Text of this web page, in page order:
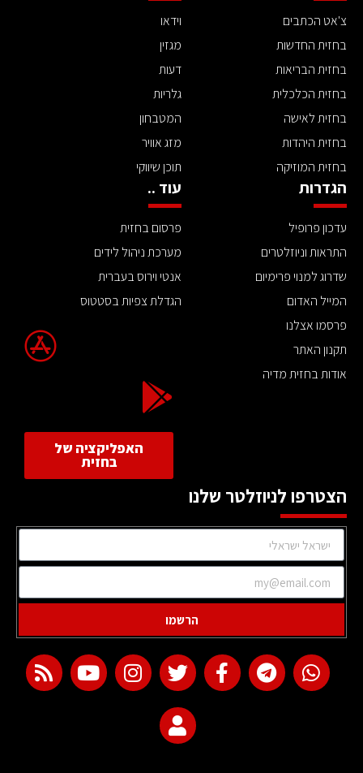
צ'אט הכתבים
בחזית החדשות
בחזית הבריאות
בחזית הכלכלית
בחזית לאישה
בחזית היהדות
בחזית המוזיקה
וידאו
מגזין
דעות
גלריות
המטבחון
מזג אוויר
תוכן שיווקי
הגדרות
עדכון פרופיל
התראות וניוזלטרים
שדרוג למנוי פרימיום
המייל האדום
פרסמו אצלנו
תקנון האתר
אודות בחזית מדיה
עוד ..
פרסום בחזית
מערכת ניהול לידים
אנטי וירוס בעברית
הגדלת צפיות בסטטוס
האפליקציה של
בחזית
הצטרפו לניוזלטר שלנו
הרשמו